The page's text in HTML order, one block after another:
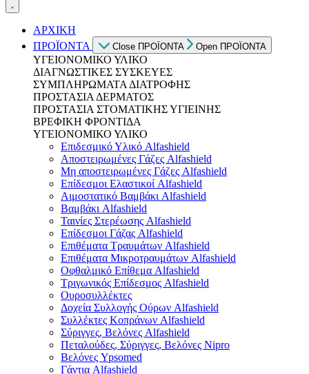
ΑΡΧΙΚΗ
ΠΡΟΪΟΝΤΑ
Close ΠΡΟΪΟΝΤΑ Open ΠΡΟΪΟΝΤΑ
ΥΓΕΙΟΝΟΜΙΚΟ ΥΛΙΚΟ
ΔΙΑΓΝΩΣΤΙΚΕΣ ΣΥΣΚΕΥΕΣ
ΣΥΜΠΛΗΡΩΜΑΤΑ ΔΙΑΤΡΟΦΗΣ
ΠΡΟΣΤΑΣΙΑ ΔΕΡΜΑΤΟΣ
ΠΡΟΣΤΑΣΙΑ ΣΤΟΜΑΤΙΚΗΣ ΥΓΙΕΙΝΗΣ
ΒΡΕΦΙΚΗ ΦΡΟΝΤΙΔΑ
ΥΓΕΙΟΝΟΜΙΚΟ ΥΛΙΚΟ
Επιδεσμικό Υλικό Alfashield
Αποστειρωμένες Γάζες Alfashield
Μη αποστειρωμένες Γάζες Alfashield
Επίδεσμοι Ελαστικοί Alfashield
Αιμοστατικό Βαμβάκι Alfashield
Βαμβάκι Alfashield
Ταινίες Στερέωσης Alfashield
Επίδεσμοι Γάζας Alfashield
Επιθέματα Τραυμάτων Alfashield
Επιθέματα Μικροτραυμάτων Alfashield
Οφθαλμικό Eπίθεμα Alfashield
Τριγωνικός Επίδεσμος Alfashield
Ουροσυλλέκτες
Δοχεία Συλλογής Ούρων Alfashield
Συλλέκτες Κοπράνων Alfashield
Σύριγγες, Βελόνες Alfashield
Πεταλούδες, Σύριγγες, Βελόνες Nipro
Βελόνες Ypsomed
Γάντια Alfashield